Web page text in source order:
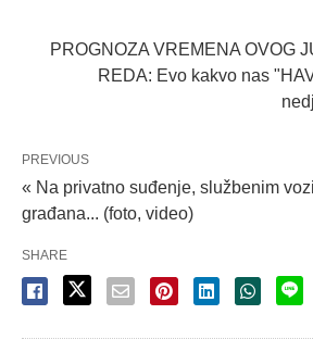
PROGNOZA VREMENA OVOG
REDA: Evo kakvo nas
PREVIOUS
« Na privatno suđenje, službenim
građana... (foto, video)
SHARE